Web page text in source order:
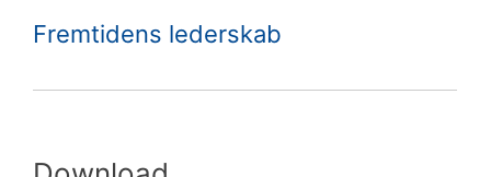
Fremtidens lederskab